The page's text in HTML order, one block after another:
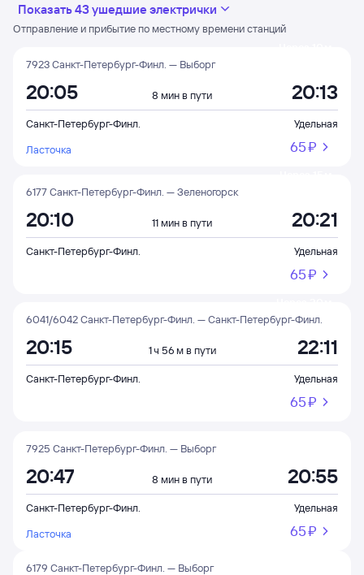
Показать 43 ушедшие электрички
Отправление и прибытие по местному времени станций
7923 Санкт-Петербург-Финл. — Выборг
20:05 8 мин в пути 20:13
Санкт-Петербург-Финл.
Удельная
Ласточка
65 ⁠₽
6177 Санкт-Петербург-Финл. — Зеленогорск
20:10 11 мин в пути 20:21
Санкт-Петербург-Финл. Удельная
65 ⁠₽
6041/6042 Санкт-Петербург-Финл. — Санкт-Петербург-Финл.
20:15 1 ч 56 м в пути 22:11
Санкт-Петербург-Финл. Удельная
65 ⁠₽
7925 Санкт-Петербург-Финл. — Выборг
20:47 8 мин в пути 20:55
Санкт-Петербург-Финл.
Удельная
Ласточка
65 ⁠₽
6179 Санкт-Петербург-Финл. — Выборг